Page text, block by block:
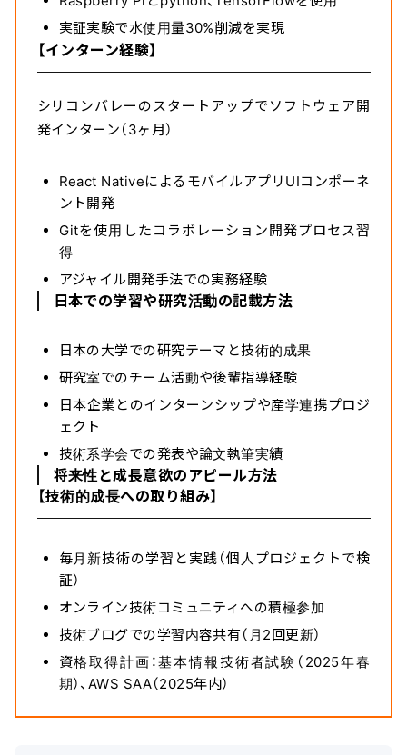
実証実験で水使用量30%削減を実現
【インターン経験】
シリコンバレーのスタートアップでソフトウェア開
発インターン（3ヶ月）
React NativeによるモバイルアプリUIコンポーネ
ント開発
Gitを使用したコラボレーション開発プロセス習
得
アジャイル開発手法での実務経験
日本での学習や研究活動の記載方法
日本の大学での研究テーマと技術的成果
研究室でのチーム活動や後輩指導経験
日本企業とのインターンシップや産学連携プロジ
ェクト
技術系学会での発表や論文執筆実績
将来性と成長意欲のアピール方法
【技術的成長への取り組み】
毎月新技術の学習と実践（個人プロジェクトで検
証）
オンライン技術コミュニティへの積極参加
技術ブログでの学習内容共有（月2回更新）
資格取得計画：基本情報技術者試験（2025年春
期）、AWS SAA（2025年内）